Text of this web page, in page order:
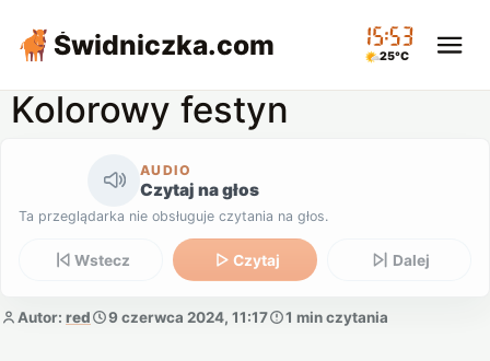
Świdniczka.com 15:53
25°C
Kolorowy festyn
AUDIO
Czytaj na głos
Ta przeglądarka nie obsługuje czytania na głos.
Wstecz Czytaj Dalej
Autor: red 9 czerwca 2024, 11:17 1 min czytania